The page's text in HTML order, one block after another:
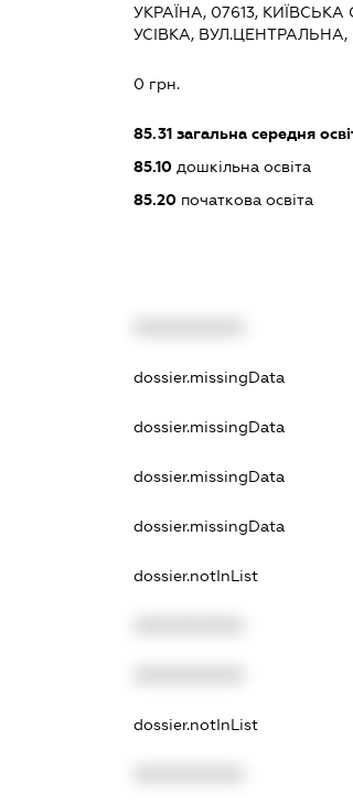
УКРАЇНА, 07613,
УСІВКА,
0 грн.
85.31 загальна середня
85.10 дошкільна освіта
85.20 початкова освіта
dossier.missingData
dossier.missingData
dossier.missingData
dossier.missingData
dossier.notInList
dossier.notInList